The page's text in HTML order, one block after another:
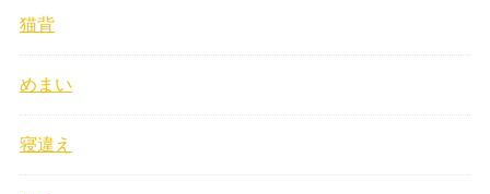
猫背
めまい
寝違え